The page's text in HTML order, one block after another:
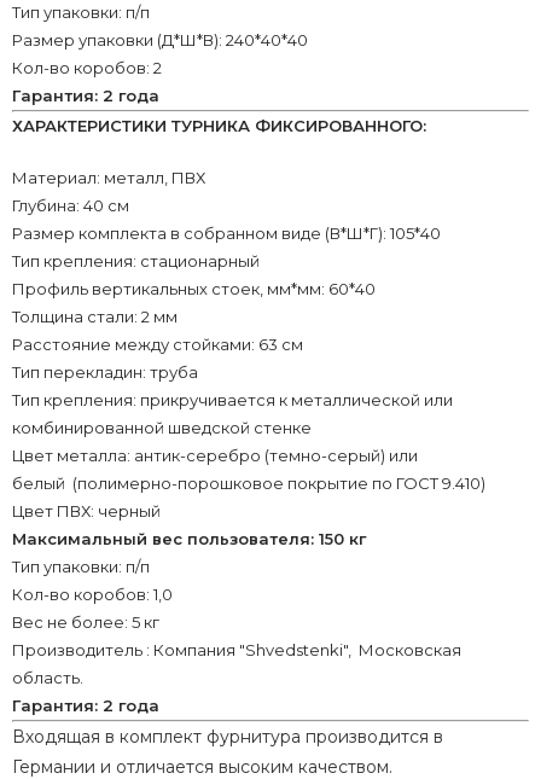
Тип упаковки: п/п
Размер упаковки (Д*Ш*В): 240*40*40
Кол-во коробов: 2
Гарантия: 2 года
ХАРАКТЕРИСТИКИ ТУРНИКА ФИКСИРОВАННОГО:
Материал: металл, ПВХ
Глубина: 40 см
Размер комплекта в собранном виде (В*Ш*Г): 105*40
Тип крепления: стационарный
Профиль вертикальных стоек, мм*мм: 60*40
Толщина стали: 2 мм
Расстояние между стойками: 63 см
Тип перекладин: труба
Тип крепления: прикручивается к металлической или
комбинированной шведской стенке
Цвет металла: антик-серебро (темно-серый) или
белый (полимерно-порошковое покрытие по ГОСТ 9.410)
Цвет ПВХ: черный
Максимальный вес пользователя: 150 кг
Тип упаковки: п/п
Кол-во коробов: 1,0
Вес не более: 5 кг
Производитель : Компания "Shvedstenki", Московская
область.
Гарантия: 2 года
Входящая в комплект фурнитура производится в
Германии и отличается высоким качеством.